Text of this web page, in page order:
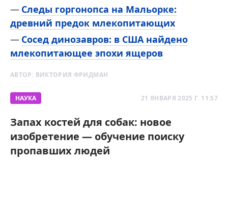
Следы горгонопса на Мальорке:
древний предок млекопитающих
Сосед динозавров: в США найдено
млекопитающее эпохи ящеров
АВТОР: ВИКТОРИЯ ФРИДМАН
НАУКА 21 ЯНВАРЯ 2025 Г. 11:57
Запах костей для собак: новое
изобретение — обучение поиску
пропавших людей